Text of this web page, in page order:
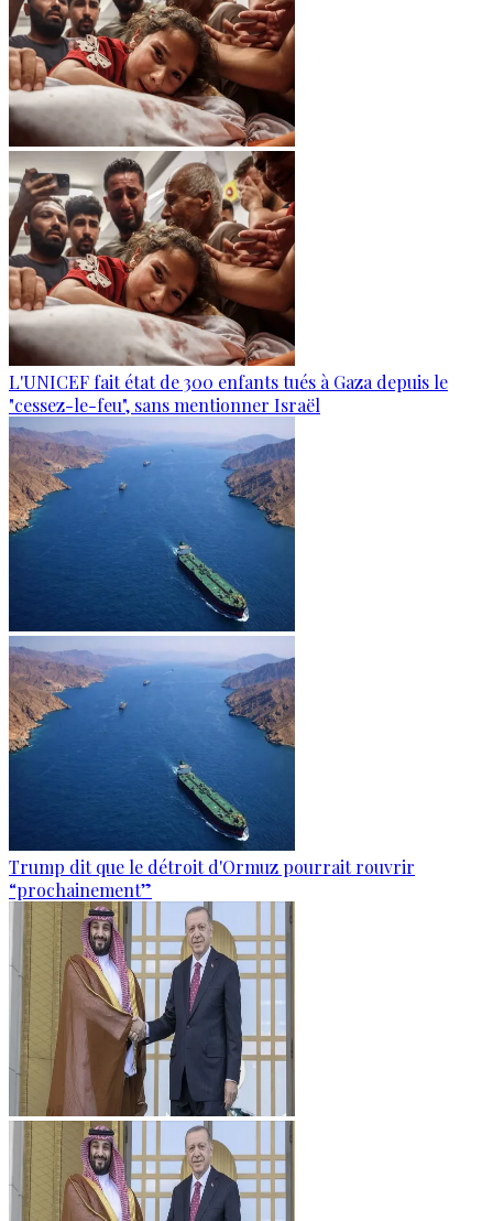
L'UNICEF fait état de 300 enfants tués à Gaza depuis le
"cessez-le-feu", sans mentionner Israël
Trump dit que le détroit d'Ormuz pourrait rouvrir
“prochainement”